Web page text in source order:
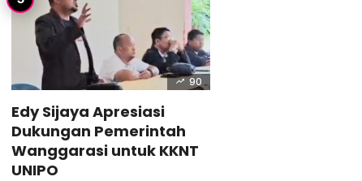
90
Edy Sijaya Apresiasi
Dukungan Pemerintah
Wanggarasi untuk KKNT
UNIPO